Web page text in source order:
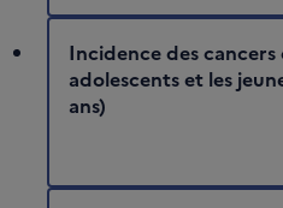
Incidence des cancers
adolescents et les
ans)